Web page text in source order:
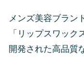
メンズ美容ブラン
「リップスワッ
開発された高品質